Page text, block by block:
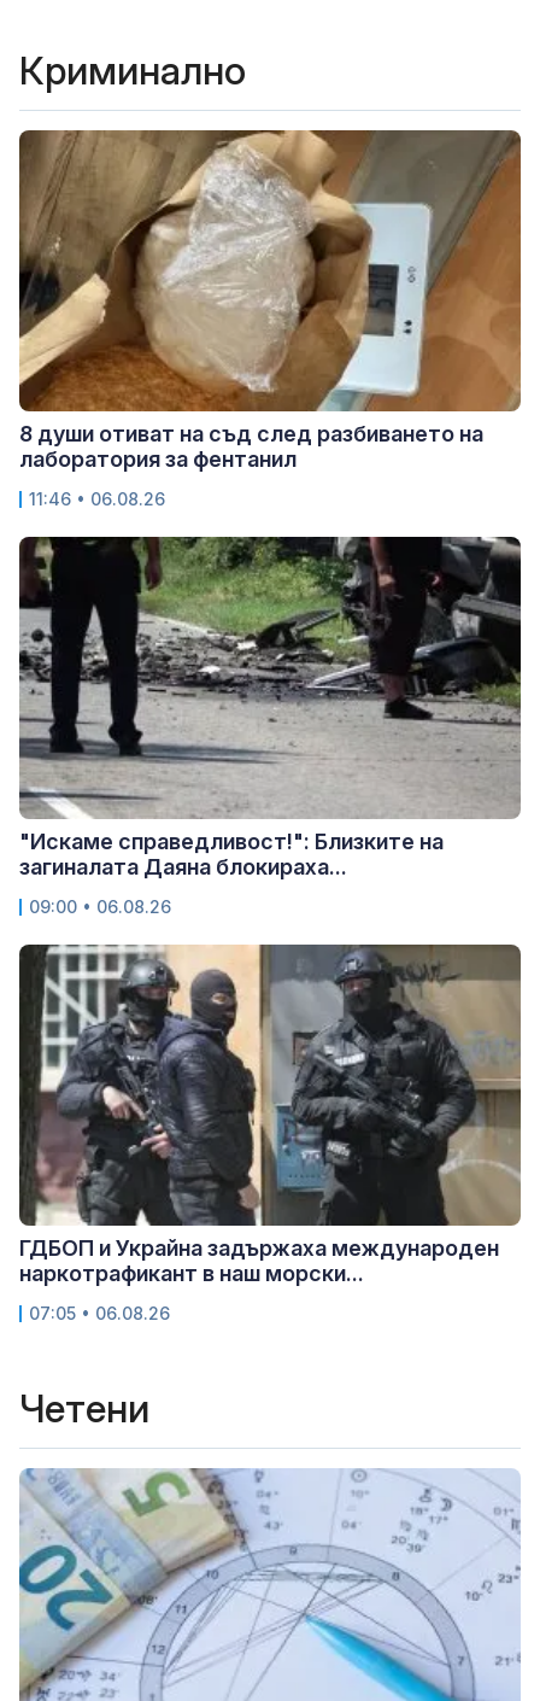
Криминално
8 души отиват на съд след разбиването на
лаборатория за фентанил
11:46 • 06.08.26
"Искаме справедливост!": Близките на
загиналата Даяна блокираха...
09:00 • 06.08.26
ГДБОП и Украйна задържаха международен
наркотрафикант в наш морски...
07:05 • 06.08.26
Четени